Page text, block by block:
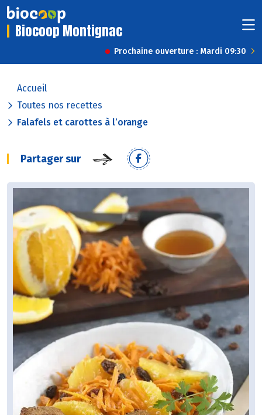
Biocoop Montignac
Prochaine ouverture : Mardi 09:30
Accueil
Toutes nos recettes
Falafels et carottes à l’orange
Partager sur